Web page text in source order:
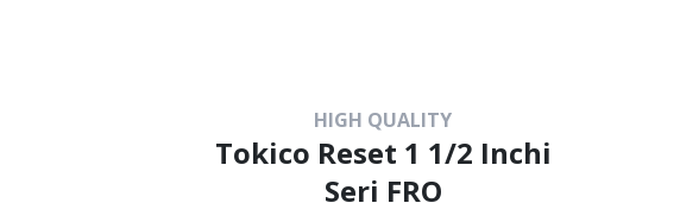
HIGH QUALITY
Tokico Reset 1 1/2 Inchi
Seri FRO